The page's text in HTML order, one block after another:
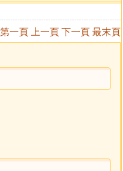
巒頭，稍有見地，然後讀
能識山川之妙，地理之
第一頁 上一頁 下一頁 最末頁